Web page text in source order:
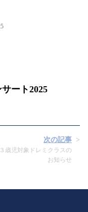
ート2025
次の記事
歳児対象ドレミクラスの
お知らせ